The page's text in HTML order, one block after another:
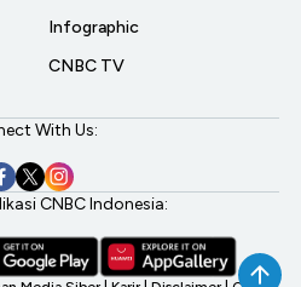
Infographic
CNBC TV
With Us:
CNBC Indonesia: